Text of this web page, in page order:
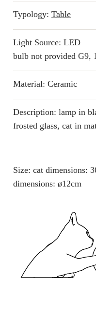
Typology: Table
Light Source: LED
bulb not provided G9,
Material: Ceramic
Description: lamp in
frosted glass, cat in
Size: cat dimensions:
dimensions: ø12cm